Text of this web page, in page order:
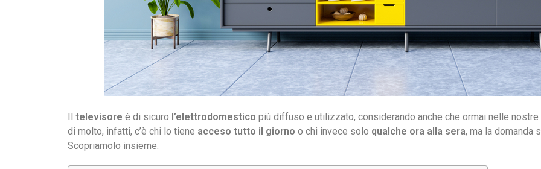
Il televisore è di sicuro l’elettrodomestico più diffuso e utilizzato, considerando anche che ormai nelle
di molto, infatti, c’è chi lo tiene acceso tutto il giorno o chi invece solo qualche ora alla sera, ma la domanda
Scopriamolo insieme.